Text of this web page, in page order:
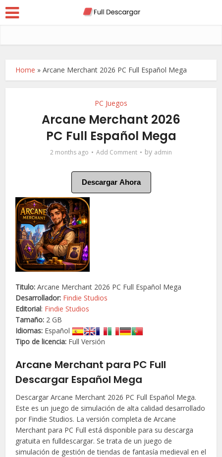
Home »Arcane Merchant 2026 PC Full Español Mega
PC Juegos
Arcane Merchant 2026
PC Full Español Mega
2 months ago Add Comment by admin
Descargar Ahora
Titulo: Arcane Merchant 2026 PC Full Español Mega
Desarrollador: Findie Studios
Editorial: Findie Studios
Tamaño: 2 GB
Idiomas: Español
Tipo de licencia: Full Versión
Arcane Merchant para PC Full
Descargar Español Mega
Descargar Arcane Merchant 2026 PC Full Español Mega.
Este es un juego de simulación de alta calidad desarrollado
por Findie Studios. La versión completa de Arcane
Merchant para PC Full está disponible para su descarga
gratuita en fulldescargar. Se trata de un juego de
simulación de gestión de tiendas de fantasía medieval en el